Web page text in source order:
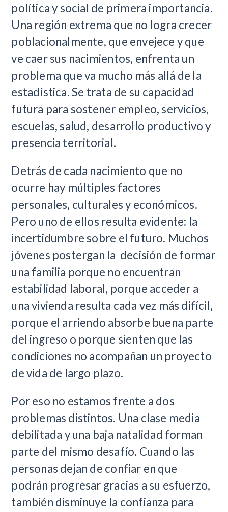
política y social de primera importancia.
Una región extrema que no logra crecer
poblacionalmente, que envejece y que
ve caer sus nacimientos, enfrenta un
problema que va mucho más allá de la
estadística. Se trata de su capacidad
futura para sostener empleo, servicios,
escuelas, salud, desarrollo productivo y
presencia territorial.
Detrás de cada nacimiento que no
ocurre hay múltiples factores
personales, culturales y económicos.
Pero uno de ellos resulta evidente: la
incertidumbre sobre el futuro. Muchos
jóvenes postergan la decisión de formar
una familia porque no encuentran
estabilidad laboral, porque acceder a
una vivienda resulta cada vez más difícil,
porque el arriendo absorbe buena parte
del ingreso o porque sienten que las
condiciones no acompañan un proyecto
de vida de largo plazo.
Por eso no estamos frente a dos
problemas distintos. Una clase media
debilitada y una baja natalidad forman
parte del mismo desafío. Cuando las
personas dejan de confiar en que
podrán progresar gracias a su esfuerzo,
también disminuye la confianza para